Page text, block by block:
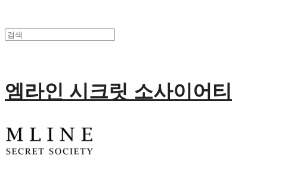
엠라인 시크릿 소사이어티